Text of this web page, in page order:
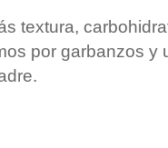
textura,
por garbanzos y